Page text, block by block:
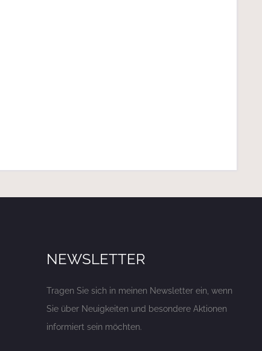
NEWSLETTER
Tragen Sie sich in meinen Newsletter ein, wenn
Sie über Neuigkeiten und besondere Aktionen
informiert sein möchten.